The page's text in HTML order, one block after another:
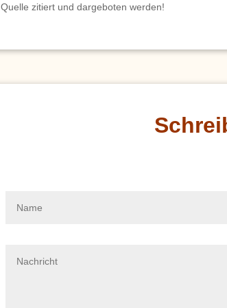
Quelle zitiert und dargeboten werden!